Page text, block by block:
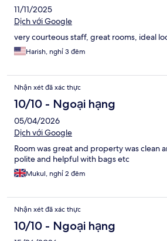
11/11/2025
Dịch với Google
very courteous staff, great rooms, ideal
Harish, nghỉ 3 đêm
Nhận xét đã xác thực
10/10 - Ngoại hạng
05/04/2026
Dịch với Google
Room was great and property was clean
polite and helpful with bags etc
Mukul, nghỉ 2 đêm
Nhận xét đã xác thực
10/10 - Ngoại hạng